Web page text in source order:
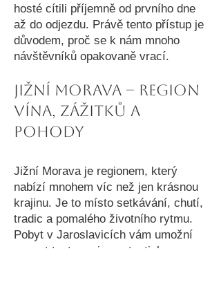
hosté cítili příjemně od prvního dne
až do odjezdu. Právě tento přístup je
důvodem, proč se k nám mnoho
návštěvníků opakovaně vrací.
Jižní Morava – region
vína, zážitků a
pohody
Jižní Morava je regionem, který
nabízí mnohem víc než jen krásnou
krajinu. Je to místo setkávání, chutí,
tradic a pomalého životního rytmu.
Pobyt v Jaroslavicích vám umožní
poznat tento region autenticky –